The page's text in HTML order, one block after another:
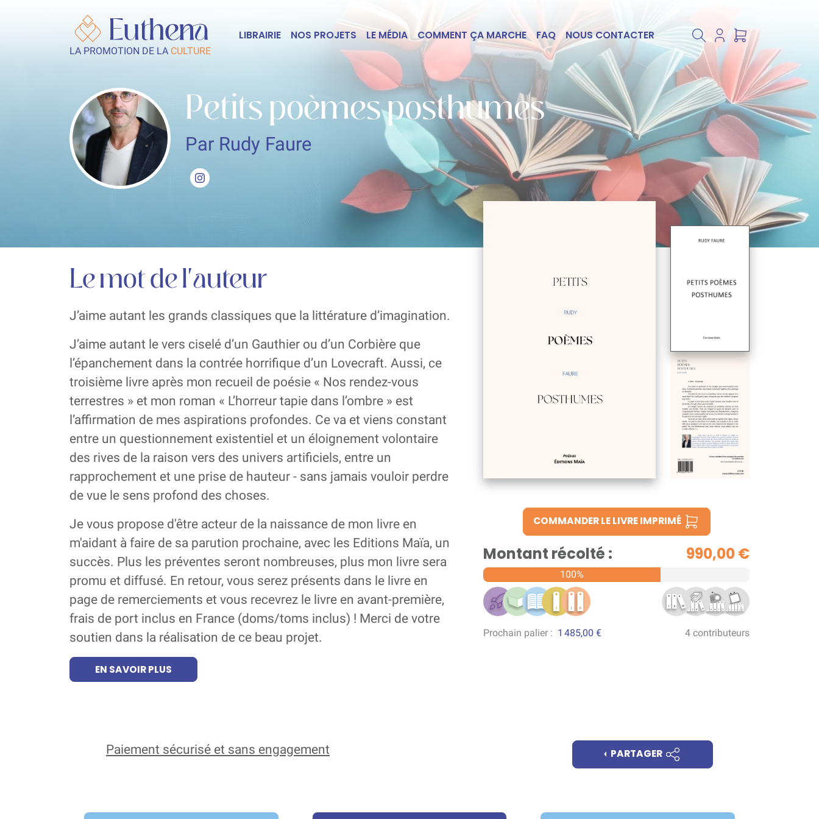
LA PROMOTION DE LA CULTURE
LIBRAIRIE NOS PROJETS LE MÉDIA COMMENT ÇA MARCHE FAQ NOUS CONTACTER
Petits poèmes posthumes
Par Rudy Faure
COMMANDER LE LIVRE IMPRIMÉ
Montant récolté : 990,00 €
100%
Prochain palier : 1 485,00 € 4 contributeurs
Le mot de l'auteur
J’aime autant les grands classiques que la littérature d’imagination.
J’aime autant le vers ciselé d’un Gauthier ou d’un Corbière que
l’épanchement dans la contrée horrifique d’un Lovecraft. Aussi, ce
troisième livre après mon recueil de poésie « Nos rendez-vous
terrestres » et mon roman « L’horreur tapie dans l’ombre » est
l’affirmation de mes aspirations profondes. Ce va et viens constant
entre un questionnement existentiel et un éloignement volontaire
des rives de la raison vers des univers artificiels, entre un
rapprochement et une prise de hauteur - sans jamais vouloir perdre
de vue le sens profond des choses.
Je vous propose d'être acteur de la naissance de mon livre en
m'aidant à faire de sa parution prochaine, avec les Editions Maïa, un
succès. Plus les préventes seront nombreuses, plus mon livre sera
promu et diffusé. En retour, vous serez présents dans le livre en
page de remerciements et vous recevrez le livre en avant-première,
frais de port inclus en France (doms/toms inclus) ! Merci de votre
soutien dans la réalisation de ce beau projet.
EN SAVOIR PLUS
Paiement sécurisé et sans engagement PARTAGER